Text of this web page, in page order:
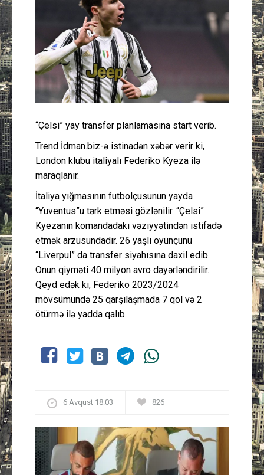
Gündəm
Cəmiyyət
“Çelsi” yay transfer planlamasına start verib.
Trend İdman.biz-ə istinadən xəbər verir ki,
London klubu italiyalı Federiko Kyeza ilə
maraqlanır.
İtaliya yığmasının futbolçusunun yayda
“Yuventus”u tərk etməsi gözlənilir. “Çelsi”
Kyezanın komandadakı vəziyyətindən istifadə
etmək arzusundadır. 26 yaşlı oyunçunu
“Liverpul” da transfer siyahısına daxil edib.
Onun qiyməti 40 milyon avro dəyərləndirilir.
Qeyd edək ki, Federiko 2023/2024
mövsümündə 25 qarşılaşmada 7 qol və 2
ötürmə ilə yadda qalıb.
6 Avqust 18:03 826